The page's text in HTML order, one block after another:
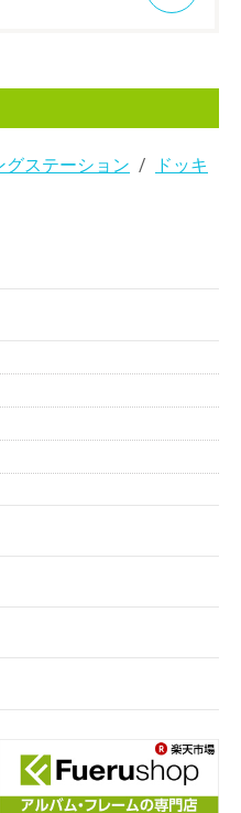
グステーション
ドッキ